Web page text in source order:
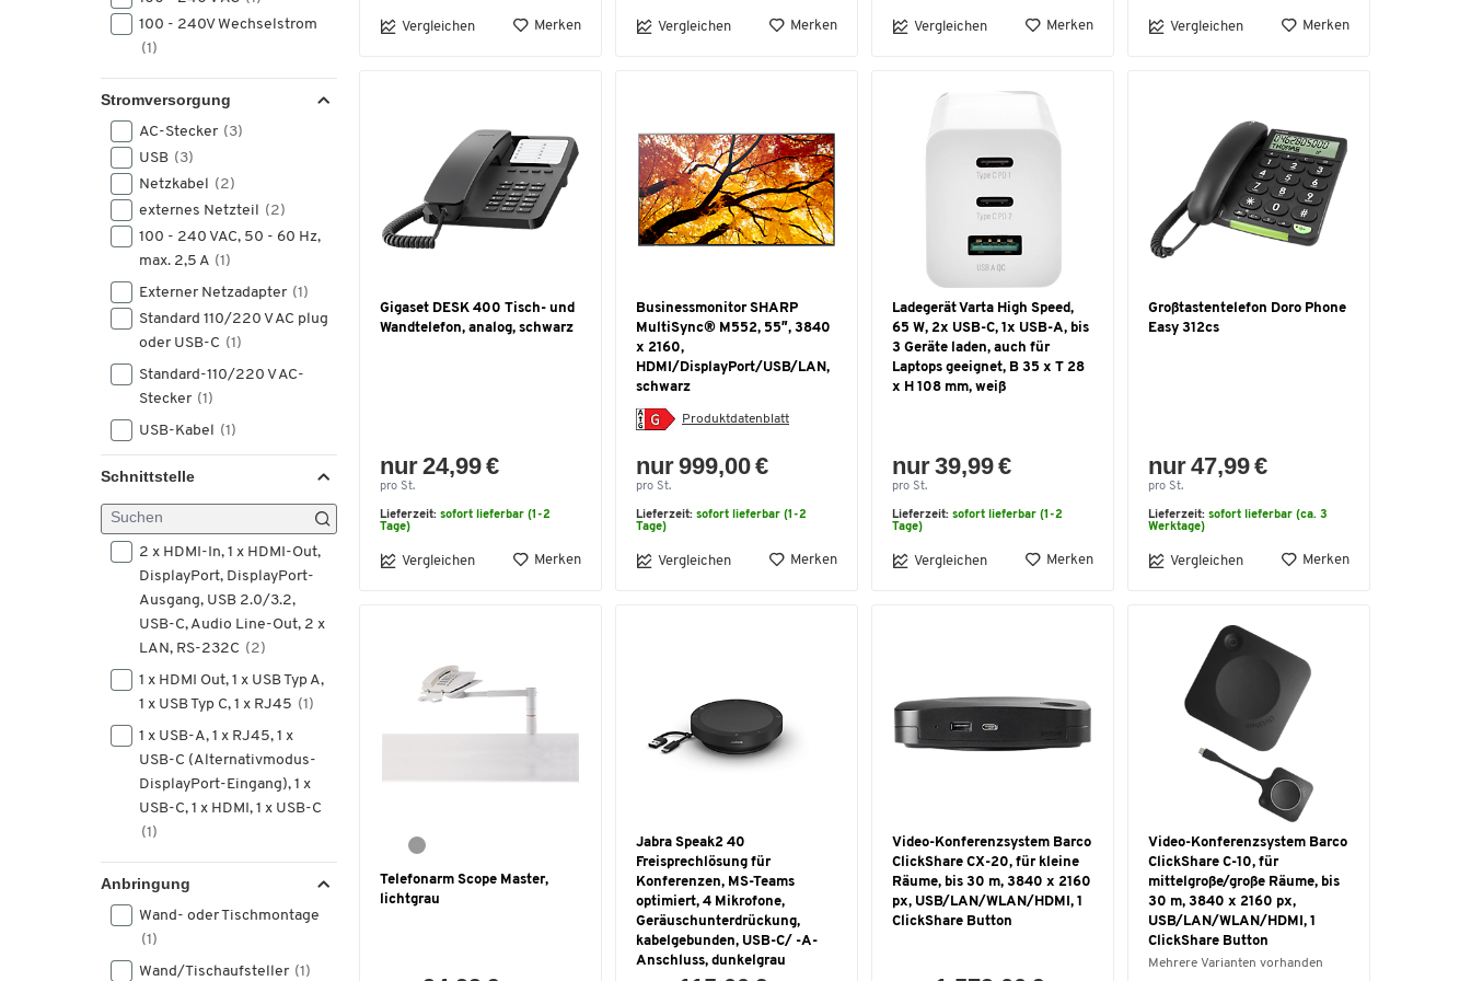
100 - 240V Wechselstrom
(1)
Stromversorgung
AC-Stecker (3)
USB (3)
Netzkabel (2)
externes Netzteil (2)
100 - 240 VAC, 50 - 60 Hz,
max. 2,5 A (1)
Externer Netzadapter (1)
Standard 110/220 V AC plug
oder USB-C (1)
Standard-110/220 V AC-
Stecker (1)
USB-Kabel (1)
Schnittstelle
2 x HDMI-In, 1 x HDMI-Out,
DisplayPort, DisplayPort-
Ausgang, USB 2.0/3.2,
USB-C, Audio Line-Out, 2 x
LAN, RS-232C (2)
1 x HDMI Out, 1 x USB Typ A,
1 x USB Typ C, 1 x RJ45 (1)
1 x USB-A, 1 x RJ45, 1 x
USB-C (Alternativmodus-
DisplayPort-Eingang), 1 x
USB-C, 1 x HDMI, 1 x USB-C
(1)
1 x USB-A, 1 x USB-C(1)
1 x USB-C 3.1 (DP) zum
Bildschirm, 1 x USB-A 2.0, 1
x Ethernet LAN 1Gbit, 1 x
USB-C 2.0 (Seite)
(1)
Anbringung
Wand- oder Tischmontage
(1)
Wand/Tischaufsteller (1)
Vergleichen Merken Vergleichen Merken Vergleichen Merken Vergleichen Merken
Gigaset DESK 400 Tisch- und
Wandtelefon, analog, schwarz
nur 24,99 €
pro St.
Lieferzeit: sofort lieferbar (1-2
Tage)
Vergleichen Merken
Businessmonitor SHARP
MultiSync® M552, 55″, 3840
x 2160,
HDMI/DisplayPort/USB/LAN,
schwarz
Produktdatenblatt
nur 999,00 €
pro St.
Lieferzeit: sofort lieferbar (1-2
Tage)
Vergleichen Merken
Ladegerät Varta High Speed,
65 W, 2x USB-C, 1x USB-A, bis
3 Geräte laden, auch für
Laptops geeignet, B 35 x T 28
x H 108 mm, weiß
nur 39,99 €
pro St.
Lieferzeit: sofort lieferbar (1-2
Tage)
Vergleichen Merken
Großtastentelefon Doro Phone
Easy 312cs
nur 47,99 €
pro St.
Lieferzeit: sofort lieferbar (ca. 3
Werktage)
Vergleichen Merken
Telefonarm Scope Master,
lichtgrau
Jabra Speak2 40
Freisprechlösung für
Konferenzen, MS-Teams
optimiert, 4 Mikrofone,
Geräuschunterdrückung,
kabelgebunden, USB-C/ -A-
Anschluss, dunkelgrau
Video-Konferenzsystem Barco
ClickShare CX-20, für kleine
Räume, bis 30 m, 3840 x 2160
px, USB/LAN/WLAN/HDMI, 1
ClickShare Button
Video-Konferenzsystem Barco
ClickShare C-10, für
mittelgroße/große Räume, bis
30 m, 3840 x 2160 px,
USB/LAN/WLAN/HDMI, 1
ClickShare Button
Mehrere Varianten vorhanden